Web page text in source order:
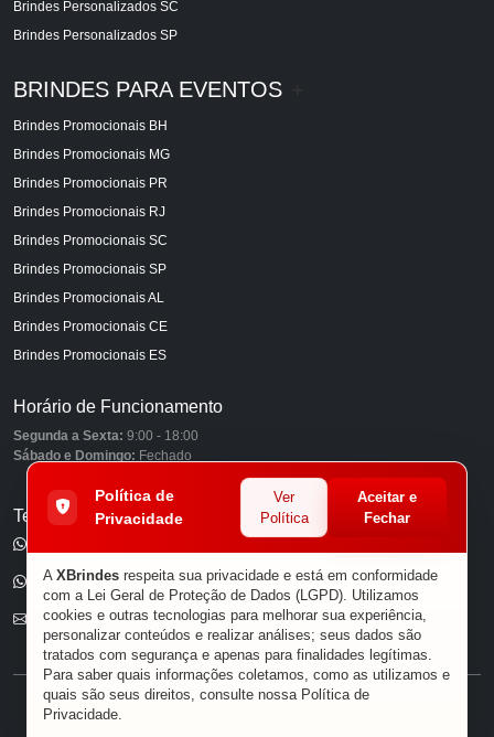
Brindes Personalizados SC
Brindes Personalizados SP
BRINDES PARA EVENTOS
Brindes Promocionais BH
Brindes Promocionais MG
Brindes Promocionais PR
Brindes Promocionais RJ
Brindes Promocionais SC
Brindes Promocionais SP
Brindes Promocionais AL
Brindes Promocionais CE
Brindes Promocionais ES
Horário de Funcionamento
Segunda a Sexta: 9:00 - 18:00
Sábado e Domingo: Fechado
Telefones
(11) 96585-7462
E-mail
® XBRINDES
Política de
Privacidade
Ver
Política
Aceitar e
Fechar
A XBrindes respeita sua privacidade e está em conformidade
com a Lei Geral de Proteção de Dados (LGPD). Utilizamos
cookies e outras tecnologias para melhorar sua experiência,
personalizar conteúdos e realizar análises; seus dados são
tratados com segurança e apenas para finalidades legítimas.
Para saber quais informações coletamos, como as utilizamos e
quais são seus direitos, consulte nossa Política de
Privacidade.